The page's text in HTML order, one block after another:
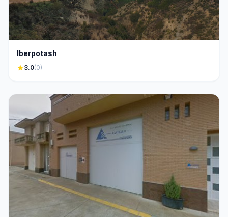
Iberpotash
star3.0(0)